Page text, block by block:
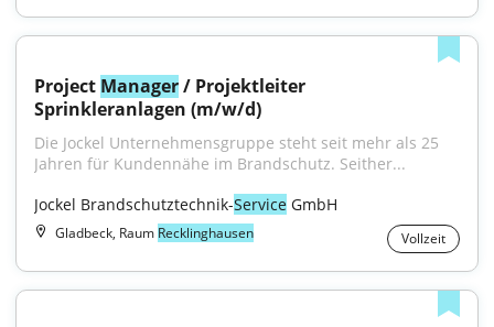
Project Manager / Projektleiter
Sprinkleranlagen (m/w/d)
Die Jockel Unternehmensgruppe steht seit mehr als 25
Jahren für Kundennähe im Brandschutz. Seither...
Jockel Brandschutztechnik-Service GmbH
Gladbeck, Raum Recklinghausen Vollzeit